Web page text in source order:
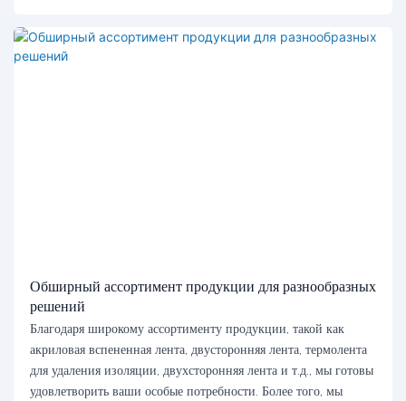
Обширный ассортимент продукции для разнообразных
решений
Благодаря широкому ассортименту продукции, такой как
акриловая вспененная лента, двусторонняя лента, термолента
для удаления изоляции, двухсторонняя лента и т.д., мы готовы
удовлетворить ваши особые потребности. Более того, мы